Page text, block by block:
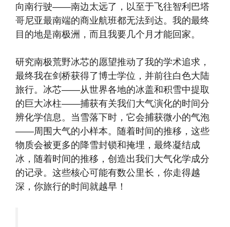
向南行驶——南边太远了，以至于飞往智利巴塔
哥尼亚最南端的商业航班都无法到达。我的最终
目的地是南极洲，而且我要几个月才能回家。
研究南极​​荒野冰芯的愿望推动了我的学术追求，
最终我在剑桥获得了博士学位，并前往白色大陆
旅行。冰芯——从世界各地的冰盖和积雪中提取
的巨大冰柱——捕获有关我们大气演化的时间分
辨化学信息。当雪落下时，它会捕获微小的气泡
——周围大气的小样本。随着时间的推移，这些
物质会被更多的降雪封锁和掩埋，最终凝结成
冰，随着时间的推移，创造出我们大气化学成分
的记录。这些核心可能有数公里长，你走得越
深，你旅行的时间就越早！